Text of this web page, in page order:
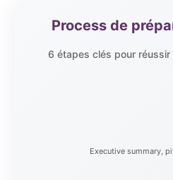
Process de
6 étapes clés pour
Executive summary,